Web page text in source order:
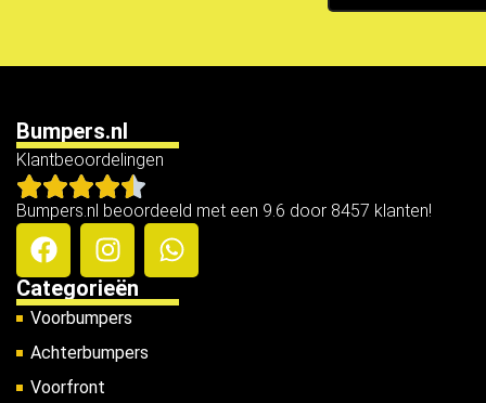
Bumpers.nl
Klantbeoordelingen
Bumpers.nl beoordeeld met een 9.6 door 8457 klanten!
Categorieën
Voorbumpers
Achterbumpers
Voorfront